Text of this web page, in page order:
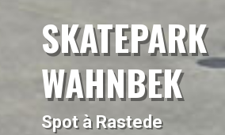
SKATEPARK
WAHNBEK
Spot à Rastede